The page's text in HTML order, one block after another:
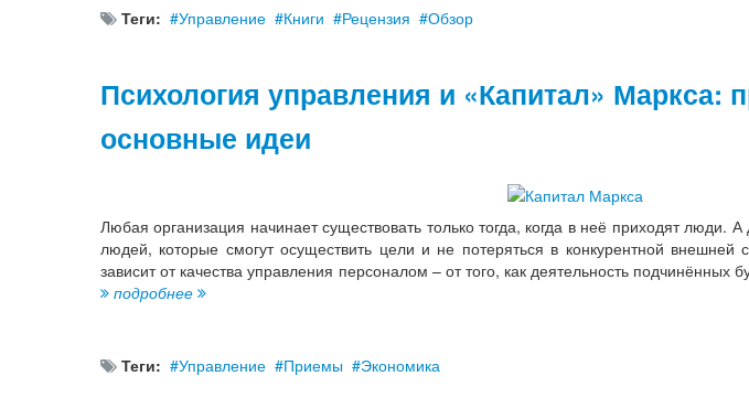
Теги: Управление Книги Рецензия Обзор
Психология управления и «Капитал» Маркса:
основные идеи
Любая организация начинает существовать только тогда, когда в неё приходят люди.
людей, которые смогут осуществить цели и не потеряться в конкурентной внешней
зависит от качества управления персоналом – от того, как деятельность подчинённых
подробнее
Теги: Управление Приемы Экономика